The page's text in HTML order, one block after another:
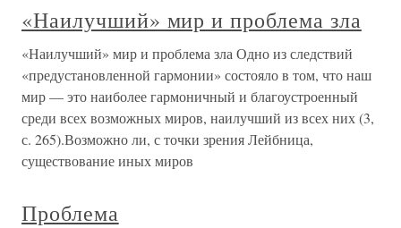
«Наилучший» мир и проблема зла
«Наилучший» мир и проблема зла Одно из следствий
«предустановленной гармонии» состояло в том, что наш
мир — это наиболее гармоничный и благоустроенный
среди всех возможных миров, наилучший из всех них (3,
с. 265).Возможно ли, с точки зрения Лейбница,
существование иных миров
Проблема